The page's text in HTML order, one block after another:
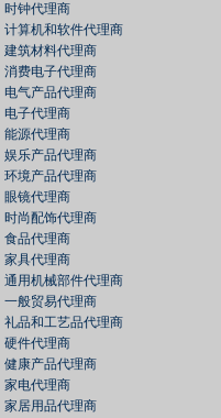
时钟代理商
计算机和软件代理商
建筑材料代理商
消费电子代理商
电气产品代理商
电子代理商
能源代理商
娱乐产品代理商
环境产品代理商
眼镜代理商
时尚配饰代理商
食品代理商
家具代理商
通用机械部件代理商
一般贸易代理商
礼品和工艺品代理商
硬件代理商
健康产品代理商
家电代理商
家居用品代理商